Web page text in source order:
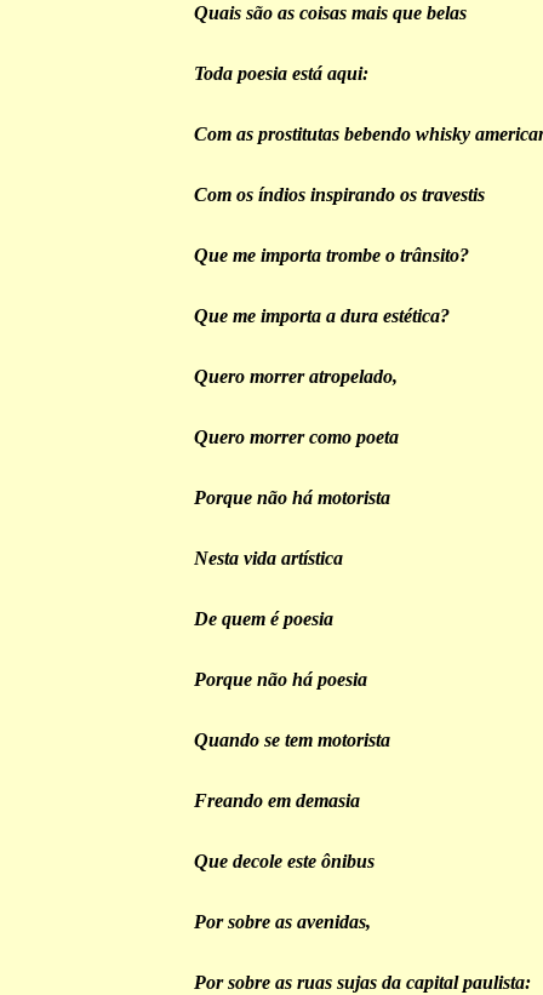
Quais são as coisas mais que belas
Toda poesia está aqui:
Com as prostitutas bebendo whisky
Com os índios inspirando os travestis
Que me importa trombe o trânsito?
Que me importa a dura estética?
Quero morrer atropelado,
Quero morrer como poeta
Porque não há motorista
Nesta vida artística
De quem é poesia
Porque não há poesia
Quando se tem motorista
Freando em demasia
Que decole este ônibus
Por sobre as avenidas,
Por sobre as ruas sujas da capital paulista: